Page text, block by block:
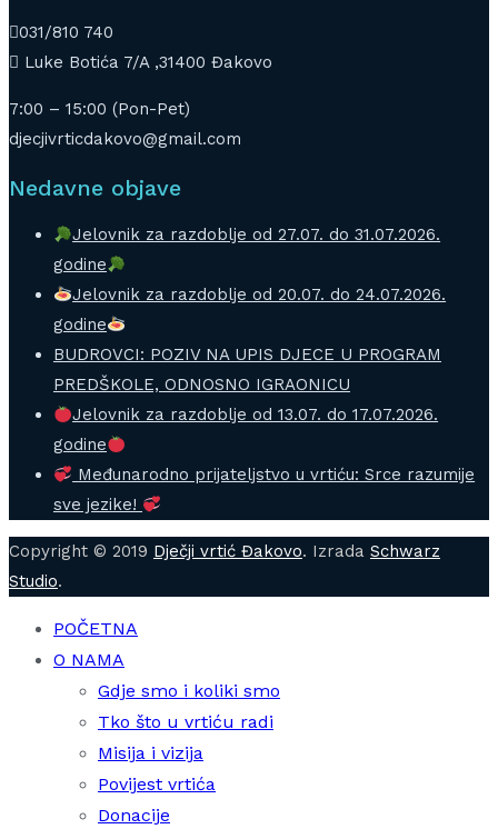
031/810 740
Luke Botića 7/A ,31400 Đakovo
7:00 – 15:00 (Pon-Pet)
djecjivrticdakovo@gmail.com
Nedavne objave
Jelovnik za razdoblje od 27.07. do 31.07.2026.
godine
Jelovnik za razdoblje od 20.07. do 24.07.2026.
godine
BUDROVCI: POZIV NA UPIS DJECE U PROGRAM
PREDŠKOLE, ODNOSNO IGRAONICU
Jelovnik za razdoblje od 13.07. do 17.07.2026.
godine
Međunarodno prijateljstvo u vrtiću: Srce razumije
sve jezike!
Copyright © 2019 Dječji vrtić Đakovo. Izrada Schwarz
Studio.
POČETNA
O NAMA
Gdje smo i koliki smo
Tko što u vrtiću radi
Misija i vizija
Povijest vrtića
Donacije